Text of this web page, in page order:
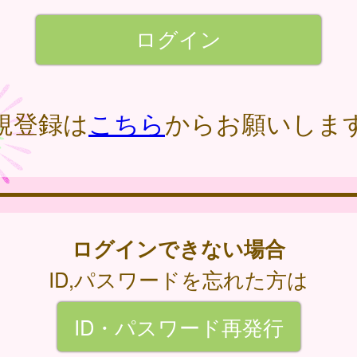
登録はこちらからお願いしま
ログインできない場合
ID,パスワードを忘れた方は
ID・パスワード再発行